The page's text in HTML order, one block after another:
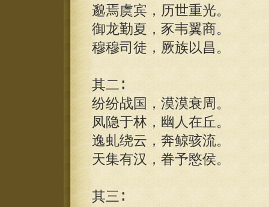
邈焉虞宾，历世重光。
御龙勤夏，豕韦翼商。
穆穆司徒，厥族以昌。
其二∶
纷纷战国，漠漠衰周。
凤隐于林，幽人在丘。
逸虬绕云，奔鲸骇流。
天集有汉，眷予愍侯。
其三∶